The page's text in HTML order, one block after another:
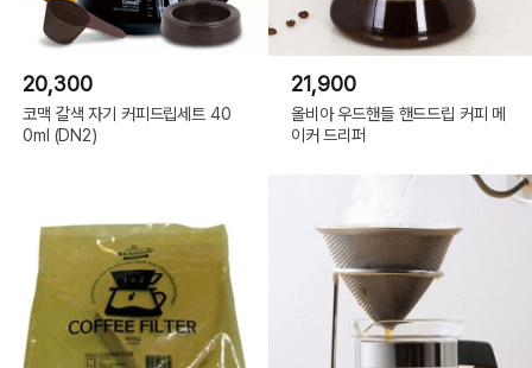
20,300
코맥 갈색 자기 커피드립세트 40
0ml (DN2)
21,900
올비아 우드핸들 핸드드립 커피 메
이커 드리퍼